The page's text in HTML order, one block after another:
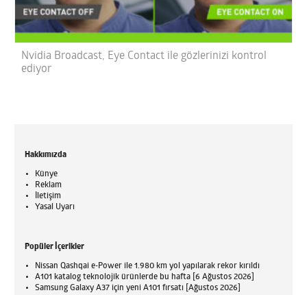
Nvidia Broadcast, Eye Contact ile gözlerinizi kontrol
ediyor
Hakkımızda
Künye
Reklam
İletişim
Yasal Uyarı
Popüler İçerikler
Nissan Qashqai e-Power ile 1.980 km yol yapılarak rekor kırıldı
A101 katalog teknolojik ürünlerde bu hafta [6 Ağustos 2026]
Samsung Galaxy A37 için yeni A101 fırsatı [Ağustos 2026]